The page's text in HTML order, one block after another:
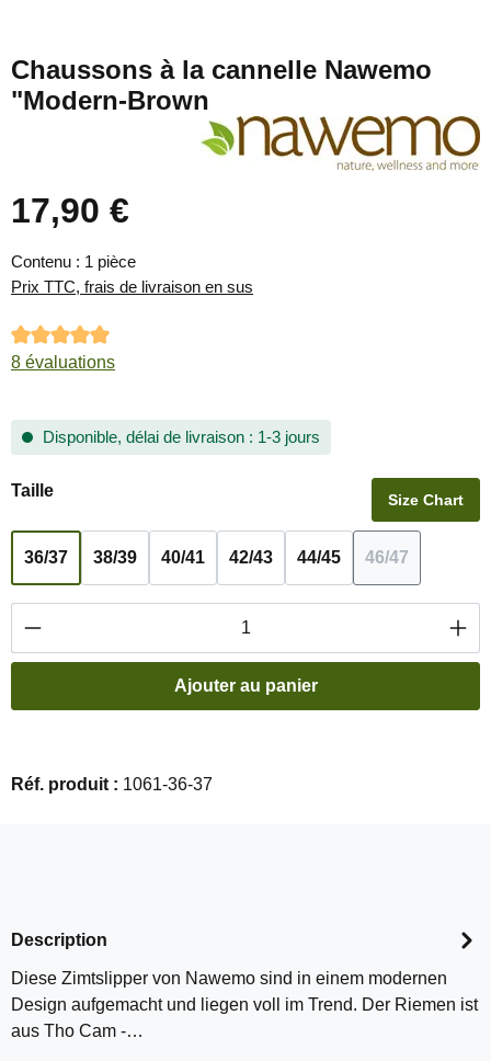
Chaussons à la cannelle Nawemo
"Modern-Brown
Prix régulier :
17,90 €
Contenu : 1 pièce
Prix TTC, frais de livraison en sus
Note moyenne de 5 sur 5 étoiles
8 évaluations
Disponible, délai de livraison : 1-3 jours
Sélectionnez
Taille Size Chart
36/37 38/39 40/41 42/43 44/45 46/47
Quantité de produit : Entrez la quantité
Ajouter au panier
Réf. produit : 1061-36-37
Description
Diese Zimtslipper von Nawemo sind in einem modernen
Design aufgemacht und liegen voll im Trend. Der Riemen ist
aus Tho Cam -…